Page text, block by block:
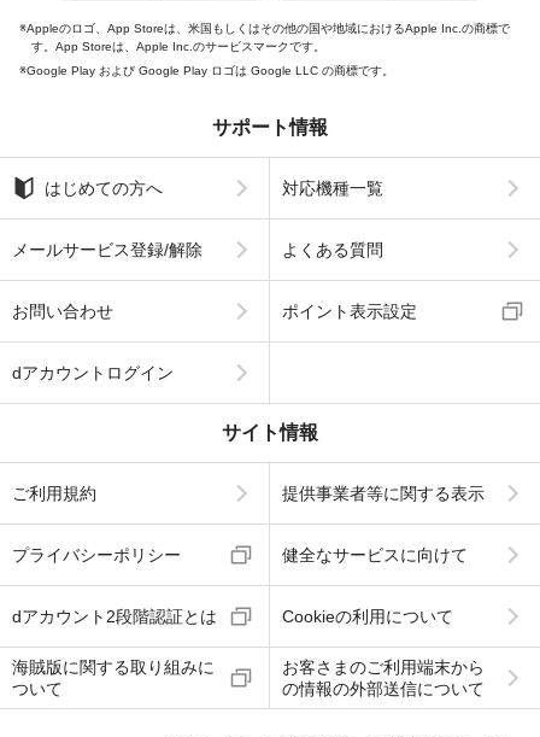
Appleのロゴ、App Storeは、米国もしくはその他の国や地域におけるApple Inc.の商標で
す。App Storeは、Apple Inc.のサービスマークです。
Google Play および Google Play ロゴは Google LLC の商標です。
サポート情報
はじめての方へ 対応機種一覧
メールサービス登録/解除 よくある質問
お問い合わせ ポイント表示設定
dアカウントログイン
サイト情報
ご利用規約 提供事業者等に関する表示
プライバシーポリシー 健全なサービスに向けて
dアカウント2段階認証とは Cookieの利用について
海賊版に関する取り組みに
ついて
お客さまのご利用端末から
の情報の外部送信について